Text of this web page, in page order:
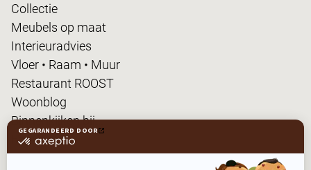
Collectie
Meubels op maat
Interieuradvies
Vloer • Raam • Muur
Restaurant ROOST
Woonblog
Binnenkijken bij...
FanPas